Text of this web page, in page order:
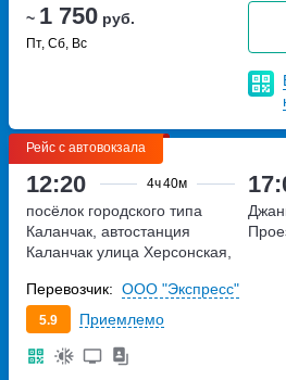
~ 1 750 руб.
Пт, Сб, Вс
Рейс с автовокзала
12:20 4ч40м
посёлок городского типа
Каланчак, автостанция
Каланчак улица Херсонская,
5.9 Приемлемо
Перевозчик: ООО "Экспресс"